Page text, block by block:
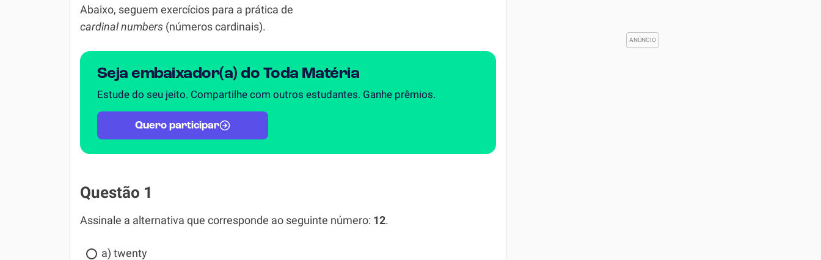
Abaixo, seguem exercícios para a prática de
cardinal numbers (números cardinais).
Seja embaixador(a) do Toda Matéria
Estude do seu jeito. Compartilhe com outros estudantes. Ganhe prêmios.
Quero participar
Questão 1
Assinale a alternativa que corresponde ao seguinte número: 12.
a) twenty